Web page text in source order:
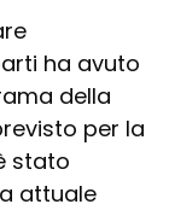
ha avuto
della
per la
stato
attuale